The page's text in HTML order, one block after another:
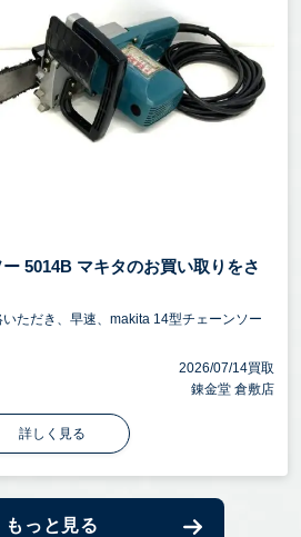
5014B マキタのお買い取りをさ
ただき、早速、makita 14型チェーンソー
2026/07/14買取
錬金堂 倉敷店
詳しく見る
もっと見る